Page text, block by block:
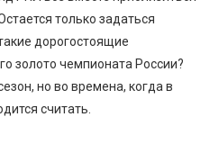
только задаться
дорогостоящие
золото чемпионата России?
но во времена, когда в
считать.